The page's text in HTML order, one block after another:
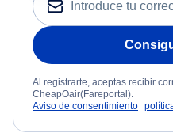
Al registrarte, aceptas recibir
CheapOair(Fareportal).
Aviso de consentimiento